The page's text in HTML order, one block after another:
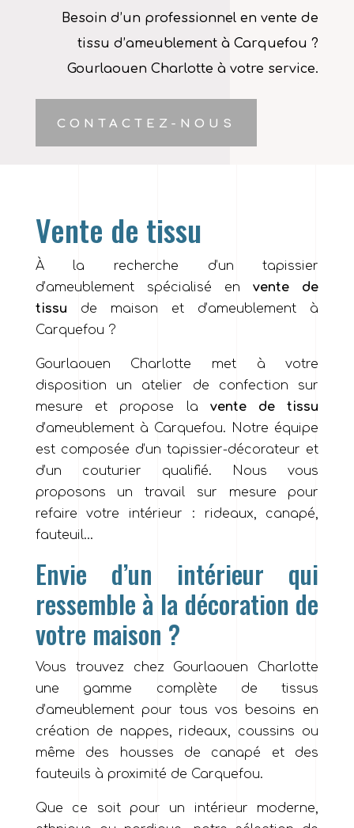
Besoin d’un professionnel en vente de
tissu d’ameublement à Carquefou ?
Gourlaouen Charlotte à votre service.
CONTACTEZ-NOUS
Vente de tissu
À la recherche d’un tapissier
d’ameublement spécialisé envente de
tissu de maison et d’ameublement à
Carquefou ?
Gourlaouen Charlotte met à votre
disposition un atelier de confection sur
mesure et propose la vente de tissu
d’ameublement à Carquefou. Notre équipe
est composée d’un tapissier-décorateur et
d’un couturier qualifié. Nous vous
proposons un travail sur mesure pour
refaire votre intérieur : rideaux, canapé,
fauteuil…
Envie d’un intérieur qui
ressemble à la décoration de
votre maison ?
Vous trouvez chez Gourlaouen Charlotte
une gamme complète de tissus
d’ameublement pour tous vos besoins en
création de nappes, rideaux, coussins ou
même des housses de canapé et des
fauteuils à proximité de Carquefou.
Que ce soit pour un intérieur moderne,